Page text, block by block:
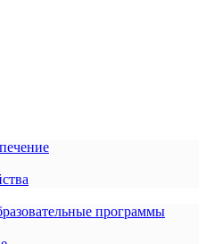
программы